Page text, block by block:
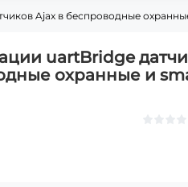
Ajax в беспроводные
uartBridge
охранные и